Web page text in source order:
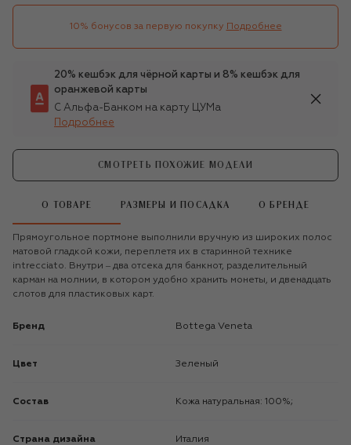
10% бонусов за первую покупку Подробнее
20% кешбэк для чёрной карты и 8% кешбэк для
оранжевой карты
С Альфа-Банком на карту ЦУМа
Подробнее
СМОТРЕТЬ ПОХОЖИЕ МОДЕЛИ
О ТОВАРЕ РАЗМЕРЫ И ПОСАДКА О БРЕНДЕ
Прямоугольное портмоне выполнили вручную из широких полос
матовой гладкой кожи, переплетя их в старинной технике
intrecciato. Внутри ‒ два отсека для банкнот, разделительный
карман на молнии, в котором удобно хранить монеты, и двенадцать
слотов для пластиковых карт.
Бренд Bottega Veneta
Цвет Зеленый
Состав Кожа натуральная: 100%;
Страна дизайна Италия